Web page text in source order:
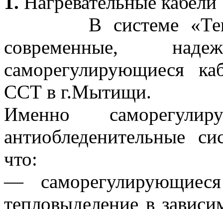
В системе
современные,
саморегулирующиеся
ССТ в г.Мытищи.
Именно
антиобледенительные
что:
—
тепловыделение в